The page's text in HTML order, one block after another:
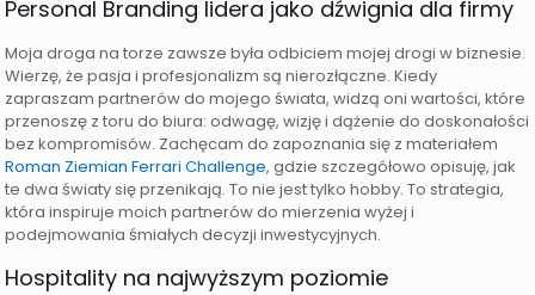
Personal Branding lidera jako dźwignia dla firmy
Moja droga na torze zawsze była odbiciem mojej drogi w biznesie.
Wierzę, że pasja i profesjonalizm są nierozłączne. Kiedy
zapraszam partnerów do mojego świata, widzą oni wartości, które
przenoszę z toru do biura: odwagę, wizję i dążenie do doskonałości
bez kompromisów. Zachęcam do zapoznania się z materiałem
Roman Ziemian Ferrari Challenge, gdzie szczegółowo opisuję, jak
te dwa światy się przenikają. To nie jest tylko hobby. To strategia,
która inspiruje moich partnerów do mierzenia wyżej i
podejmowania śmiałych decyzji inwestycyjnych.
Hospitality na najwyższym poziomie